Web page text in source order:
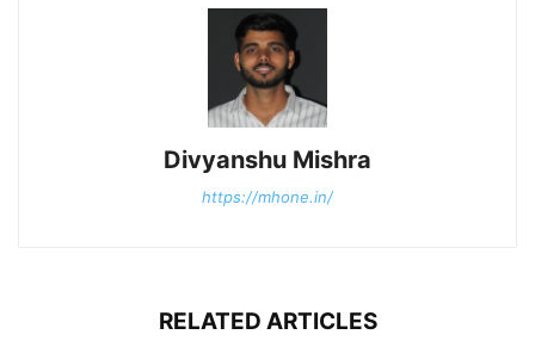
Divyanshu Mishra
https://mhone.in/
RELATED ARTICLES